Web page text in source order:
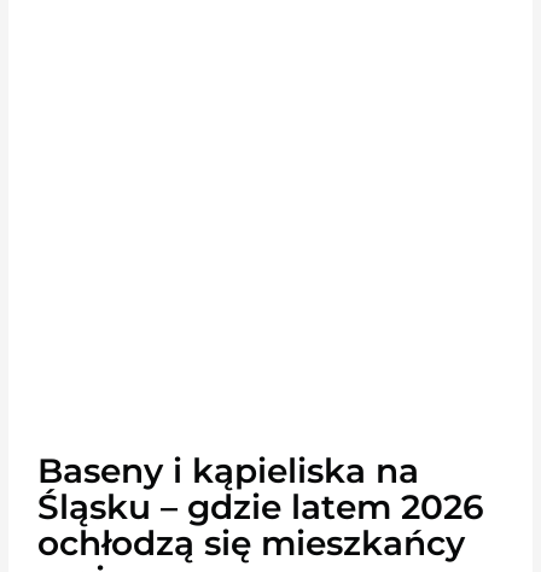
Baseny i kąpieliska na
Śląsku – gdzie latem 2026
ochłodzą się mieszkańcy